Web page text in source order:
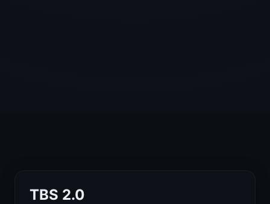
TBS 2.0